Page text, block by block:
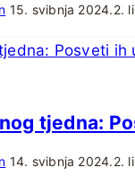
15. svibnja 2024.2.
tjedna:
14. svibnja 2024.2.